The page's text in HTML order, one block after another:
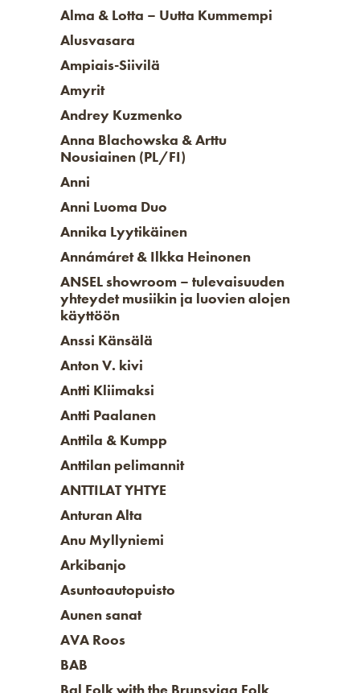
Alma & Lotta – Uutta Kummempi
Alusvasara
Ampiais-Siivilä
Amyrit
Andrey Kuzmenko
Anna Blachowska & Arttu
Nousiainen (PL/FI)
Anni
Anni Luoma Duo
Annika Lyytikäinen
Annámáret & Ilkka Heinonen
ANSEL showroom – tulevaisuuden
yhteydet musiikin ja luovien alojen
käyttöön
Anssi Känsälä
Anton V. kivi
Antti Kliimaksi
Antti Paalanen
Anttila & Kumpp
Anttilan pelimannit
ANTTILAT YHTYE
Anturan Alta
Anu Myllyniemi
Arkibanjo
Asuntoautopuisto
Aunen sanat
AVA Roos
BAB
Bal Folk with the Brunsviga Folk